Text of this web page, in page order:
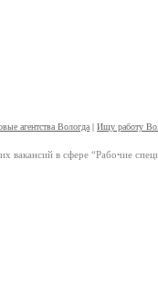
агентства Вологда | Ищу работу
вакансий в сфере “Рабочие